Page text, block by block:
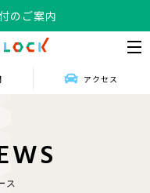
のご案内
アクセス
WS
ス